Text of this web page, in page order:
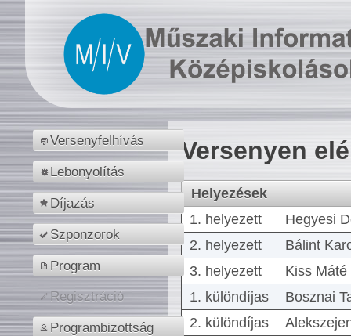
Versenyfelhívás
Lebonyolítás
Díjazás
Szponzorok
Program
Regisztráció
Programbizottság
Versenyen
Helyezések
1. helyezett
Hegyesi
2. helyezett
Bálint
3. helyezett
Kiss
1. különdíjas
Bosznai
2. különdíjas